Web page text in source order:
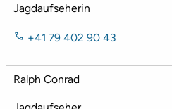
Jagdaufseherin
+41 79 402 90 43
Ralph Conrad